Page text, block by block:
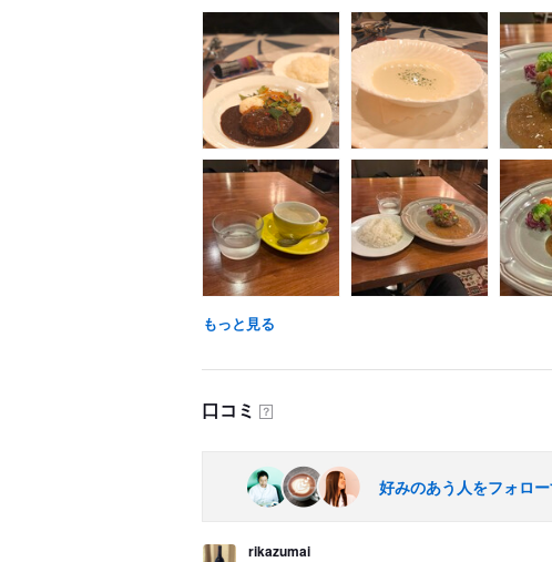
もっと見る
口コミ ？
好みのあう人をフォロ
rikazumai